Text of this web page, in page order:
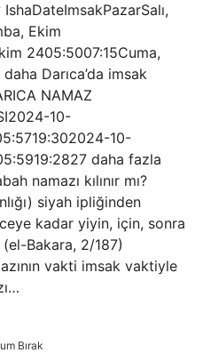
Ekim
2405:5007:15Cuma,
Darıca’da imsak
NAMAZ
10-
10-
daha fazla
namazı kılınır mı?
siyah ipliğinden
kadar yiyin, için, sonra
Bakara, 2/187)
vakti imsak vaktiyle
Bırak